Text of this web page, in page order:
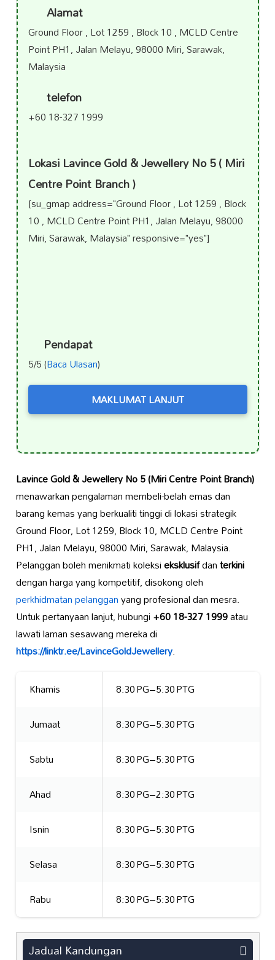
Alamat
Ground Floor , Lot 1259 , Block 10 , MCLD Centre
Point PH1, Jalan Melayu, 98000 Miri, Sarawak,
Malaysia
telefon
+60 18-327 1999
Lokasi Lavince Gold & Jewellery No 5 ( Miri
Centre Point Branch )
[su_gmap address="Ground Floor , Lot 1259 , Block
10 , MCLD Centre Point PH1, Jalan Melayu, 98000
Miri, Sarawak, Malaysia" responsive="yes"]
Pendapat
5/5 (Baca Ulasan)
MAKLUMAT LANJUT
Lavince Gold & Jewellery No 5 (Miri Centre Point Branch)
menawarkan pengalaman membeli-belah emas dan
barang kemas yang berkualiti tinggi di lokasi strategik
Ground Floor, Lot 1259, Block 10, MCLD Centre Point
PH1, Jalan Melayu, 98000 Miri, Sarawak, Malaysia.
Pelanggan boleh menikmati koleksieksklusifdanterkini
dengan harga yang kompetitif, disokong oleh
perkhidmatan pelangganyang profesional dan mesra.
Untuk pertanyaan lanjut, hubungi+60 18-327 1999atau
lawati laman sesawang mereka di
https://linktr.ee/LavinceGoldJewellery.
Khamis
8:30 PG–5:30 PTG
Jumaat
8:30 PG–5:30 PTG
Sabtu
8:30 PG–5:30 PTG
Ahad
8:30 PG–2:30 PTG
Isnin
8:30 PG–5:30 PTG
Selasa
8:30 PG–5:30 PTG
Rabu
8:30 PG–5:30 PTG
Jadual Kandungan